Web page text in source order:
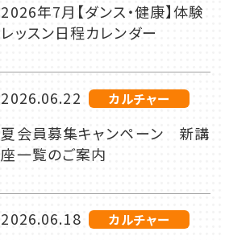
2026年7月【ダンス・健康】体験
レッスン日程カレンダー
2026.06.22 カルチャー
夏会員募集キャンペーン 新講
座一覧のご案内
2026.06.18 カルチャー